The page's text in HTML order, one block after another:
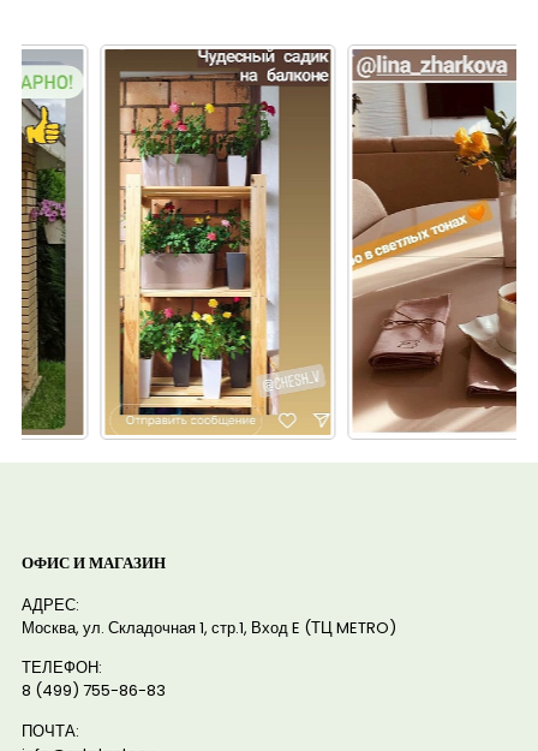
ОФИС И МАГАЗИН
АДРЕС:
Москва, ул. Складочная 1, стр.1, Вход E (ТЦ METRO)
ТЕЛЕФОН:
8 (499) 755-86-83
ПОЧТА: